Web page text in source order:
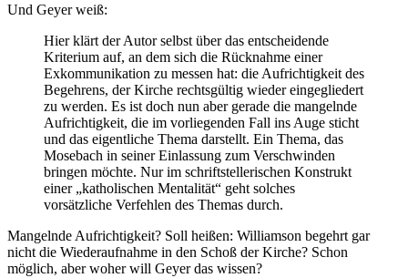
Und Geyer weiß:
Hier klärt der Autor selbst über das entscheidende
Kriterium auf, an dem sich die Rücknahme einer
Exkommunikation zu messen hat: die Aufrichtigkeit des
Begehrens, der Kirche rechtsgültig wieder eingegliedert
zu werden. Es ist doch nun aber gerade die mangelnde
Aufrichtigkeit, die im vorliegenden Fall ins Auge sticht
und das eigentliche Thema darstellt. Ein Thema, das
Mosebach in seiner Einlassung zum Verschwinden
bringen möchte. Nur im schriftstellerischen Konstrukt
einer „katholischen Mentalität“ geht solches
vorsätzliche Verfehlen des Themas durch.
Mangelnde Aufrichtigkeit? Soll heißen: Williamson begehrt gar
nicht die Wiederaufnahme in den Schoß der Kirche? Schon
möglich, aber woher will Geyer das wissen?